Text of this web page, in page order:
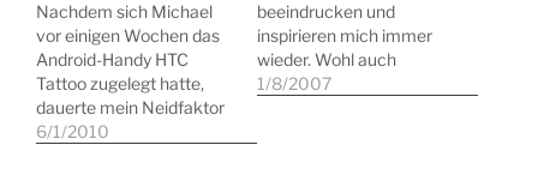
Nachdem sich Michael
vor einigen Wochen das
Android-Handy HTC
Tattoo zugelegt hatte,
dauerte mein Neidfaktor
gerade einmal wenige
6/1/2010
beeindrucken und
inspirieren mich immer
wieder. Wohl auch
deshalb, weil die Sprache
1/8/2007